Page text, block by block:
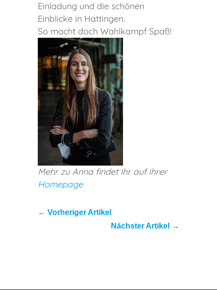
Einladung und die schönen
Einblicke in Hattingen.
So macht doch Wahlkampf Spaß!
Mehr zu Anna findet ihr auf ihrer
Homepage
←Vorheriger Artikel
Nächster Artikel
→